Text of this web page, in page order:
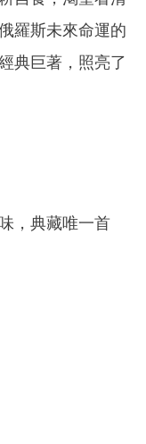
羅斯未來命運的
典巨著，照亮了
，典藏唯一首